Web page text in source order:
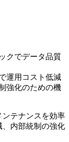
クでデータ品質
運用コスト低減
強化のための機
テナンスを効率
内部統制の強化